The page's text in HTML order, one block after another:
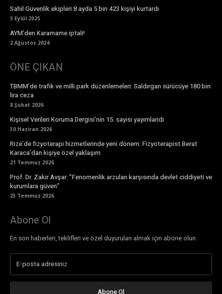
Sahil Güvenlik ekipleri 8 ayda 5 bin 423 kişiyi kurtardı
5 Eylül 2025
AYM’den Kararname iptali!
2 Ağustos 2024
ÖNE ÇIKAN
TBMM’de trafik ve milli park düzenlemeleri: Saldırgan sürücüye 180 bin
lira ceza
8 Şubat 2026
Kişisel Verileri Koruma Dergisi’nin 15. sayısı yayımlandı
30 Haziran 2026
Rize’de fizyoterapi hizmetlerinde yeni dönem: Fizyoterapist Berat
Karaca’dan kişiye özel yaklaşım
21 Temmuz 2026
Prof. Dr. Zakir Avşar: ”Fenomenlik arzuları karşısında devlet ciddiyeti ve
kurumlara güven”
23 Temmuz 2026
Abone Ol
En son haberleri, teklifleri ve özel duyuruları almak için abone olun.
Abone Ol